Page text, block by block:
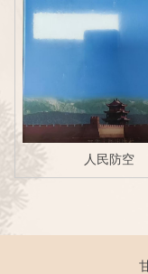
人民防空